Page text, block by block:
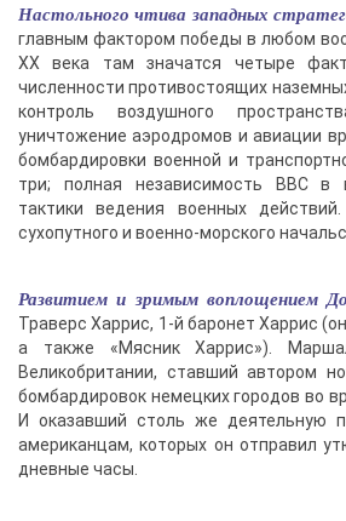
Настольного чтива западных
главным фактором победы в любом
ХХ века там значатся четыре
численности противостоящих
контроль воздушного
уничтожение аэродромов и авиации
бомбардировки военной и
три; полная независимость ВВС в
тактики ведения военных
сухопутного и военно-морского
Развитием и зримым воплощением
Траверс Харрис, 1-й баронет Харрис
а также «Мясник Харрис»).
Великобритании, ставший автором
бомбардировок немецких городов во
И оказавший столь же деятельную
американцам, которых он отправил
дневные часы.